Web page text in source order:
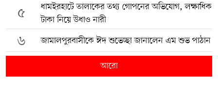
৫
ধামইরহাটে তালাকের তথ্য গোপনের অভিযোগ, লক্ষাধিক
টাকা নিয়ে উধাও নারী
৬ জামালপুরবাসীকে ঈদ শুভেচ্ছা জানালেন এম শুভ পাঠান
আরো